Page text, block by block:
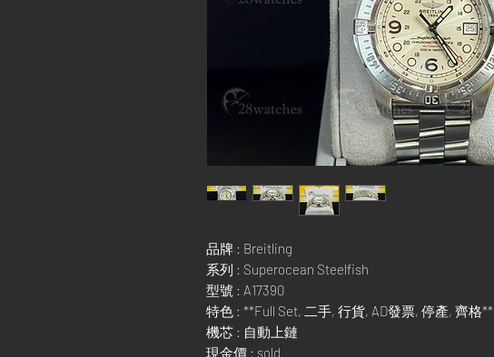
品牌 : Breitling
系列 : Superocean Steelfish
型號 : A17390
特色 : **Full Set, 二手, 行貨, AD發票, 停產, 齊格**
機芯 : 自動上鏈
現金價 : sold